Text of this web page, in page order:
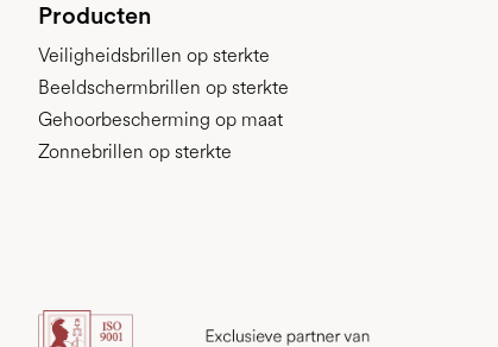
Producten
Veiligheidsbrillen op sterkte
Beeldschermbrillen op sterkte
Gehoorbescherming op maat
Zonnebrillen op sterkte